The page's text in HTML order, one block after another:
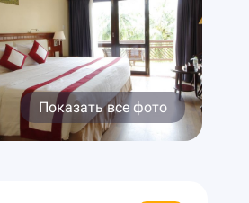
Показать все фото